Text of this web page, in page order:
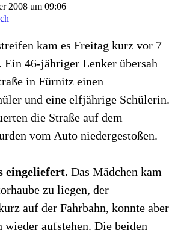
2008 um 09:06
kam es Freitag kurz vor 7
46-jähriger Lenker übersah
in Fürnitz einen
und eine elfjährige Schülerin.
die Straße auf dem
vom Auto niedergestoßen.
eingeliefert. Das Mädchen kam
zu liegen, der
auf der Fahrbahn, konnte aber
aufstehen. Die beiden